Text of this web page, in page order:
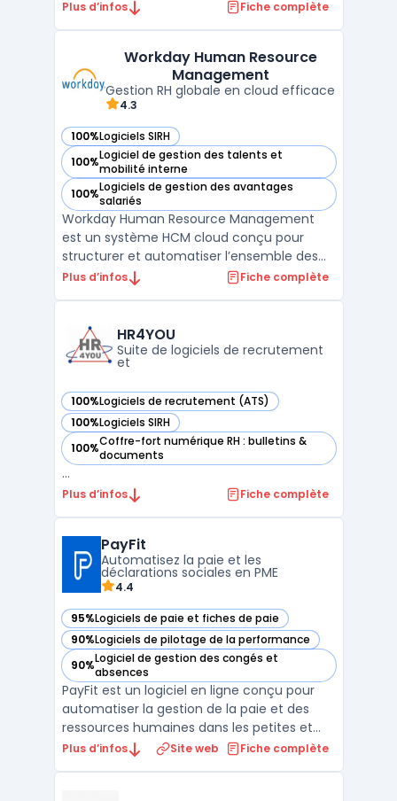
automatiser les processus RH. Destiné aux
collaborateurs, du recrutement au suivi des
performanc ...
Plus d’infos Fiche complète
Workday Human Resource
Management
Gestion RH globale en cloud efficace
4.3
100%Logiciels SIRH
— voir Workday Human Resource Management dans cette
100%Logiciel de gestion des talents et
mobilité interne
— voir Workday Human Resource Management dans cette
100%Logiciels de gestion des avantages
salariés
— voir Workday Human Resource Management dans cette
Workday Human Resource Management
est un système HCM cloud conçu pour
structurer et automatiser l’ensemble des
processus RH au sein des entreprises de
internationales. La solution offre une vue
centralisée et en temps réel sur l ...
Plus d’infos Fiche complète
HR4YOU
Suite de logiciels de recrutement
et
100%Logiciels de recrutement (ATS)
— voir HR4YOU dans cette catégorie
100%Logiciels SIRH
— voir HR4YOU dans cette catégorie
100%Coffre-fort numérique RH : bulletins &
documents
— voir HR4YOU dans cette catégorie
...
Plus d’infos Fiche complète
PayFit
Automatisez la paie et les
déclarations sociales en PME
4.4
95%Logiciels de paie et fiches de paie
— voir PayFit dans cette catégorie
90%Logiciels de pilotage de la performance
— voir PayFit dans cette catégorie
90%Logiciel de gestion des congés et
absences
— voir PayFit dans cette catégorie
PayFit est un logiciel en ligne conçu pour
automatiser la gestion de la paie et des
ressources humaines dans les petites et
moyennes entreprises. La saisie manuelle
Plus d’infos Site web Fiche complète